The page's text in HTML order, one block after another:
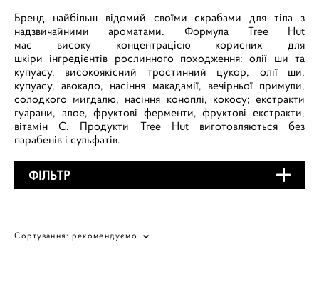
Бренд найбільш відомий своїми скрабами для тіла з
надзвичайними ароматами. Формула Tree Hut
має високу концентрацією корисних для
шкіри інгредієнтів рослинного походження: олії ши та
купуасу, високоякісний тростинний цукор, олії ши,
купуасу, авокадо, насіння макадамії, вечірньої примули,
солодкого мигдалю, насіння коноплі, кокосу; екстракти
гуарани, алое, фруктові ферменти, фруктові екстракти,
вітамін С. Продукти Tree Hut виготовляються без
парабенів і сульфатів.
ФІЛЬТР
Сортування: рекомендуємо